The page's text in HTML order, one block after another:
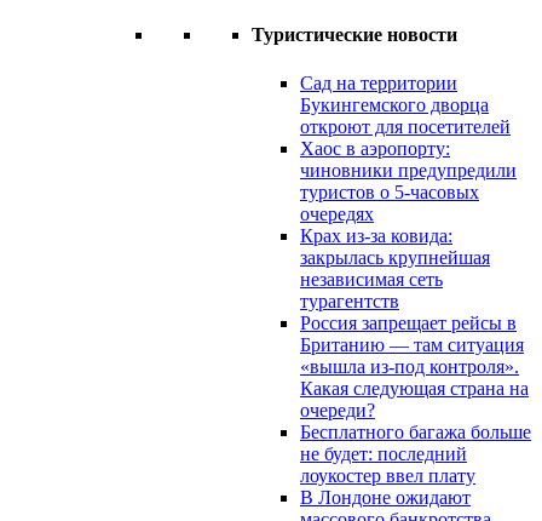
Туристические новости
Сад на территории
Букингемского дворца
откроют для посетителей
Хаос в аэропорту:
чиновники предупредили
туристов о 5-часовых
очередях
Крах из-за ковида:
закрылась крупнейшая
независимая сеть
турагентств
Россия запрещает рейсы в
Британию — там ситуация
«вышла из-под контроля».
Какая следующая страна на
очереди?
Бесплатного багажа больше
не будет: последний
лоукостер ввел плату
В Лондоне ожидают